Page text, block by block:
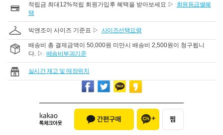
적립금 최대12%적립 회원가입후 혜택을 받아보세요 ▷
회원등급별혜
택
빅앤조이 사이즈 기준표 ▷ 사이즈선택요령
배송비 총 결제금액이 50,000원 미만시 배송비 2,500원이 청구됩니
다. ▷ 배송비부과기준
실시간 재고 및 매장위치